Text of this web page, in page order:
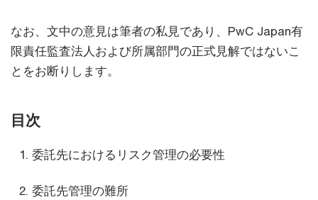
なお、文中の意見は筆者の私見であり、PwC Japan有
限責任監査法人および所属部門の正式見解ではないこ
とをお断りします。
目次
委託先におけるリスク管理の必要性
委託先管理の難所